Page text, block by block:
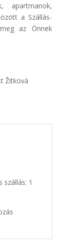
apartmanok,
a Szállás-
az Önnek
Žitková
1